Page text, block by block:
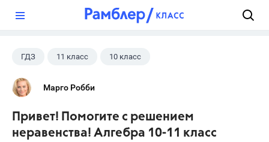
ГДЗ 11 класс 10 класс
Алгебра
Марго Робби
Привет! Помогите с решением
неравенства! Алгебра 10-11 класс